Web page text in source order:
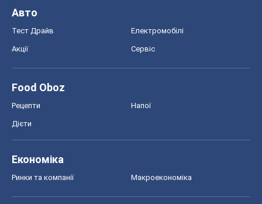
Авто
Тест Драйв Електромобілі
Акції Сервіс
Food Oboz
Рецепти Напої
Дієти
Економіка
Ринки та компанії Макроекономіка